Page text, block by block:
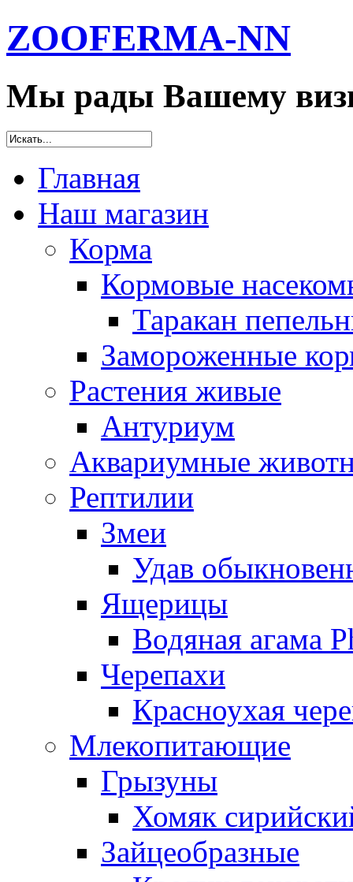
ZOOFERMA-NN
Мы рады Вашему
Главная
Наш магазин
Корма
Кормовые
Таракан
Замороженные
Растения живые
Антуриум
Аквариумные
Рептилии
Змеи
Удав
Ящерицы
Водяная агама
Черепахи
Красноухая
Млекопитающие
Грызуны
Хомяк
Зайцеобразные